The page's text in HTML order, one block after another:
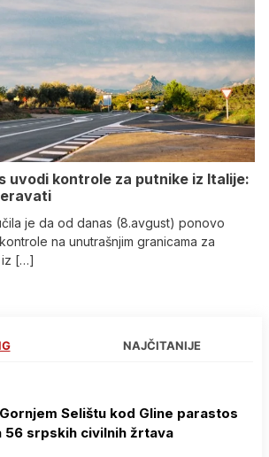
uvodi kontrole za putnike iz Italije:
je da od danas (8.avgust) ponovo
na unutrašnjim granicama za
iz […]
NAJČITANIJE
Selištu kod Gline parastos
56 srpskih civilnih žrtava